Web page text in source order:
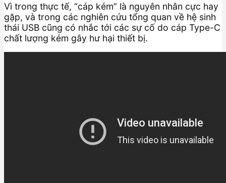
Vì trong thực tế, “cáp kém” là nguyên nhân cực hay
gặp, và trong các nghiên cứu tổng quan về hệ sinh
thái USB cũng có nhắc tới các sự cố do cáp Type-C
chất lượng kém gây hư hại thiết bị.